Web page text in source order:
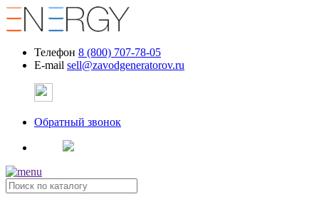
Телефон 8 (800) 707-78-05
E-mail sell@zavodgeneratorov.ru
Обратный звонок